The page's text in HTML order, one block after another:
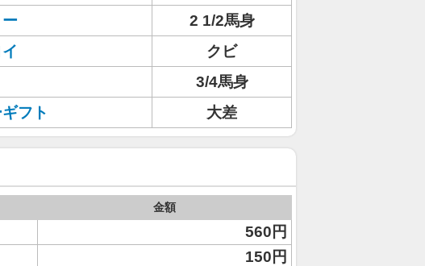
2 1/2馬身
クビ
3/4馬身
フト 大差
金額
560円
150円